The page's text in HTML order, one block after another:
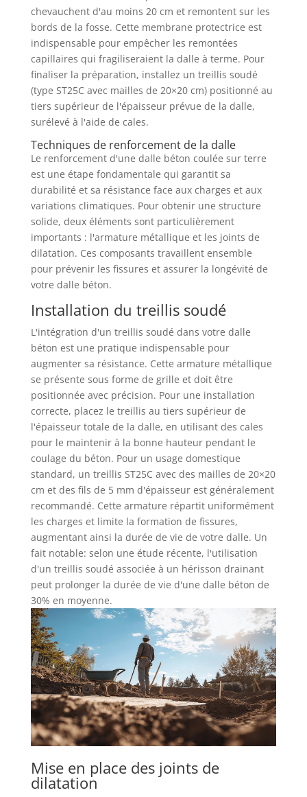
chevauchent d'au moins 20 cm et remontent sur les
bords de la fosse. Cette membrane protectrice est
indispensable pour empêcher les remontées
capillaires qui fragiliseraient la dalle à terme. Pour
finaliser la préparation, installez un treillis soudé
(type ST25C avec mailles de 20×20 cm) positionné au
tiers supérieur de l'épaisseur prévue de la dalle,
surélevé à l'aide de cales.
Techniques de renforcement de la dalle
Le renforcement d'une dalle béton coulée sur terre
est une étape fondamentale qui garantit sa
durabilité et sa résistance face aux charges et aux
variations climatiques. Pour obtenir une structure
solide, deux éléments sont particulièrement
importants : l'armature métallique et les joints de
dilatation. Ces composants travaillent ensemble
pour prévenir les fissures et assurer la longévité de
votre dalle béton.
Installation du treillis soudé
L'intégration d'un treillis soudé dans votre dalle
béton est une pratique indispensable pour
augmenter sa résistance. Cette armature métallique
se présente sous forme de grille et doit être
positionnée avec précision. Pour une installation
correcte, placez le treillis au tiers supérieur de
l'épaisseur totale de la dalle, en utilisant des cales
pour le maintenir à la bonne hauteur pendant le
coulage du béton. Pour un usage domestique
standard, un treillis ST25C avec des mailles de 20×20
cm et des fils de 5 mm d'épaisseur est généralement
recommandé. Cette armature répartit uniformément
les charges et limite la formation de fissures,
augmentant ainsi la durée de vie de votre dalle. Un
fait notable: selon une étude récente, l'utilisation
d'un treillis soudé associée à un hérisson drainant
peut prolonger la durée de vie d'une dalle béton de
30% en moyenne.
Mise en place des joints de
dilatation